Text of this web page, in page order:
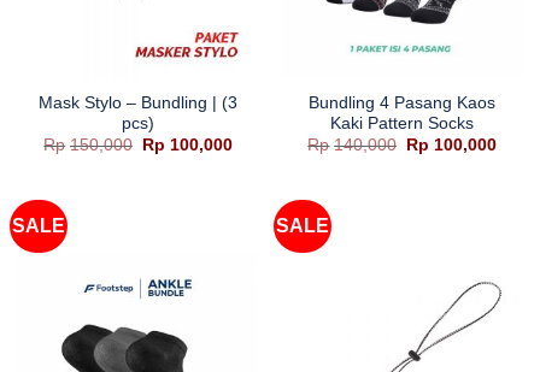
Mask Stylo – Bundling | (3
pcs)
Rp 150,000
Harga
aslinya
Rp 100,000Harga
Rp100,000.
Bundling 4 Pasang Kaos
Kaki Pattern Socks
Rp 140,000
Harga
aslinya
Rp 100,000
SALE SALE